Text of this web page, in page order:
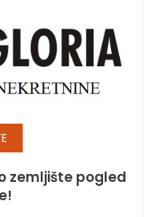
zemljište pogled